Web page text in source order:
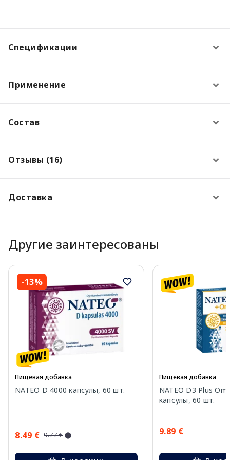
Спецификации
Применение
Состав
Отзывы (16)
Доставка
Другие заинтересованы
-13%
Пищевая добавка
NATEO D 4000 капсулы, 60 шт.
8.49 € 9.77 €
Пищевая добавка
NATEO D3 Plus
капсулы, 60 шт.
9.89 €